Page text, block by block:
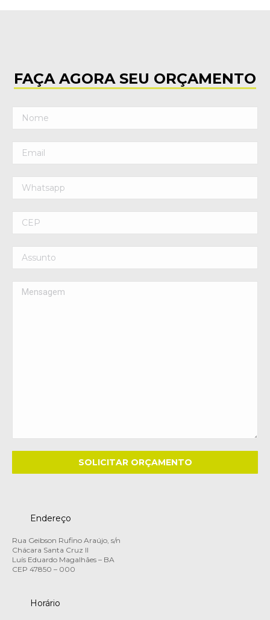
FAÇA AGORA SEU ORÇAMENTO
Endereço
Rua Geibson Rufino Araújo, s/n
Chácara Santa Cruz II
Luís Eduardo Magalhães – BA
CEP 47850 – 000
Horário